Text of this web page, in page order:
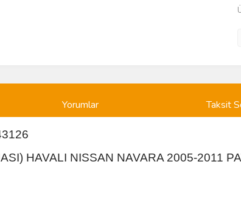
Yorumlar Taksit
HAVALI NISSAN NAVARA 2005-2011